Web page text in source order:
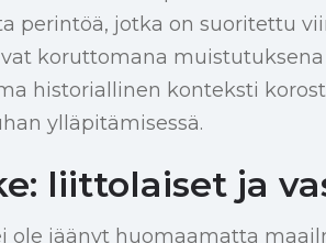
perintöä, jotka on suoritettu
koruttomana
historiallinen konteksti
ylläpitämisessä.
liittolaiset ja
ole jäänyt huomaamatta